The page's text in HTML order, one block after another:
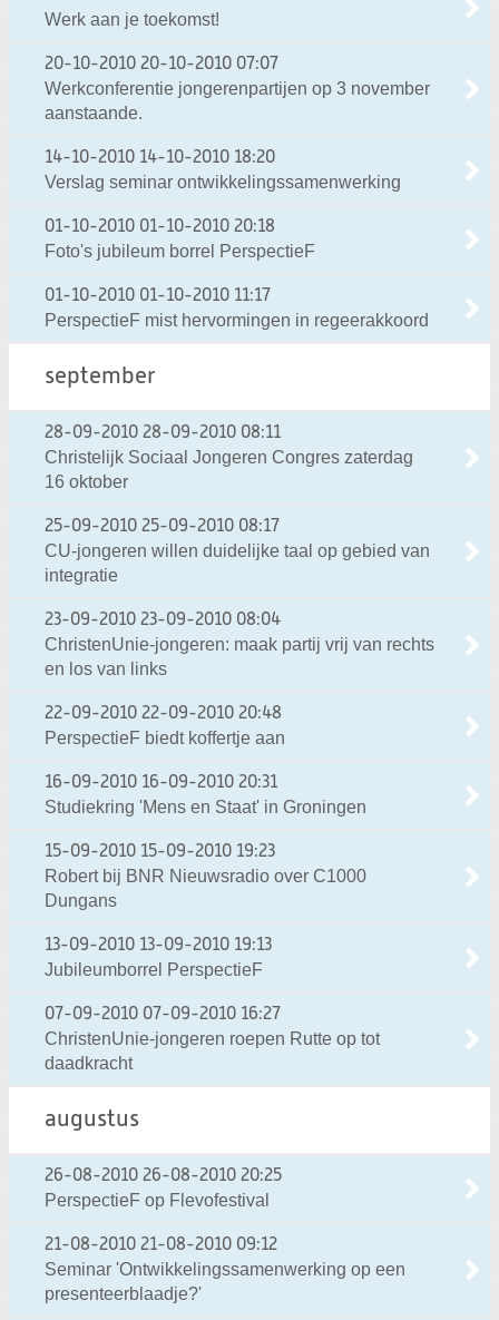
Werk aan je toekomst!
20-10-2010 20-10-2010 07:07
Werkconferentie jongerenpartijen op 3 november
aanstaande.
14-10-2010 14-10-2010 18:20
Verslag seminar ontwikkelingssamenwerking
01-10-2010 01-10-2010 20:18
Foto's jubileum borrel PerspectieF
01-10-2010 01-10-2010 11:17
PerspectieF mist hervormingen in regeerakkoord
september
28-09-2010 28-09-2010 08:11
Christelijk Sociaal Jongeren Congres zaterdag
16 oktober
25-09-2010 25-09-2010 08:17
CU-jongeren willen duidelijke taal op gebied van
integratie
23-09-2010 23-09-2010 08:04
ChristenUnie-jongeren: maak partij vrij van rechts
en los van links
22-09-2010 22-09-2010 20:48
PerspectieF biedt koffertje aan
16-09-2010 16-09-2010 20:31
Studiekring 'Mens en Staat' in Groningen
15-09-2010 15-09-2010 19:23
Robert bij BNR Nieuwsradio over C1000
Dungans
13-09-2010 13-09-2010 19:13
Jubileumborrel PerspectieF
07-09-2010 07-09-2010 16:27
ChristenUnie-jongeren roepen Rutte op tot
daadkracht
augustus
26-08-2010 26-08-2010 20:25
PerspectieF op Flevofestival
21-08-2010 21-08-2010 09:12
Seminar 'Ontwikkelingssamenwerking op een
presenteerblaadje?'